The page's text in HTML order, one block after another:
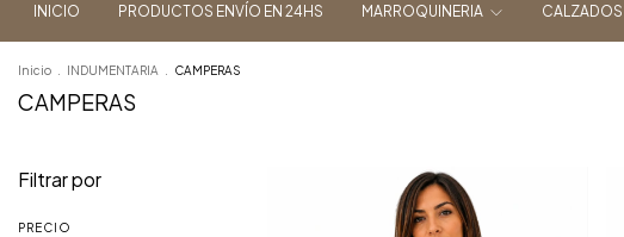
INICIO PRODUCTOS ENVÍO EN 24HS MARROQUINERIA CALZADOS
Inicio INDUMENTARIA CAMPERAS
CAMPERAS
Filtrar por
PRECIO